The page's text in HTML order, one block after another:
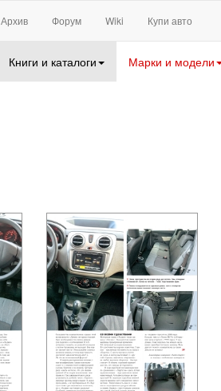
Архив Форум Wiki Купи авто
Книги и каталоги Марки и модели